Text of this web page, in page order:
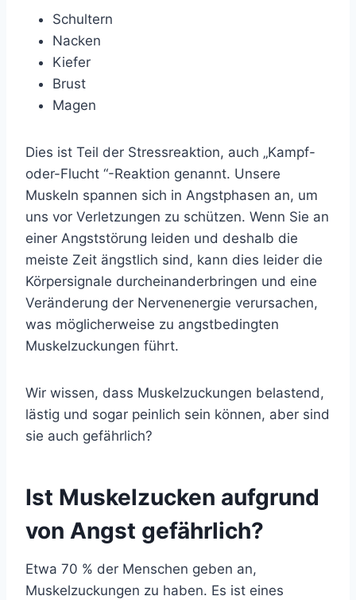
Schultern
Nacken
Kiefer
Brust
Magen
Dies ist Teil der Stressreaktion, auch „Kampf-
oder-Flucht “-Reaktion genannt. Unsere
Muskeln spannen sich in Angstphasen an, um
uns vor Verletzungen zu schützen. Wenn Sie an
einer Angststörung leiden und deshalb die
meiste Zeit ängstlich sind, kann dies leider die
Körpersignale durcheinanderbringen und eine
Veränderung der Nervenenergie verursachen,
was möglicherweise zu angstbedingten
Muskelzuckungen führt.
Wir wissen, dass Muskelzuckungen belastend,
lästig und sogar peinlich sein können, aber sind
sie auch gefährlich?
Ist Muskelzucken aufgrund
von Angst gefährlich?
Etwa 70 % der Menschen geben an,
Muskelzuckungen zu haben. Es ist eines